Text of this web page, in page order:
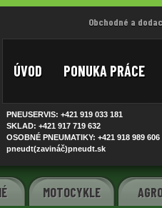
Obchodné a
ÚVOD PONUKA PRÁCE
PNEUSERVIS: +421 919 033 181
SKLAD: +421 917 719 632
OSOBNÉ PNEUMATIKY: +421 918 989 606
pneudt(zavináč)pneudt.sk
MOTOCYKLE